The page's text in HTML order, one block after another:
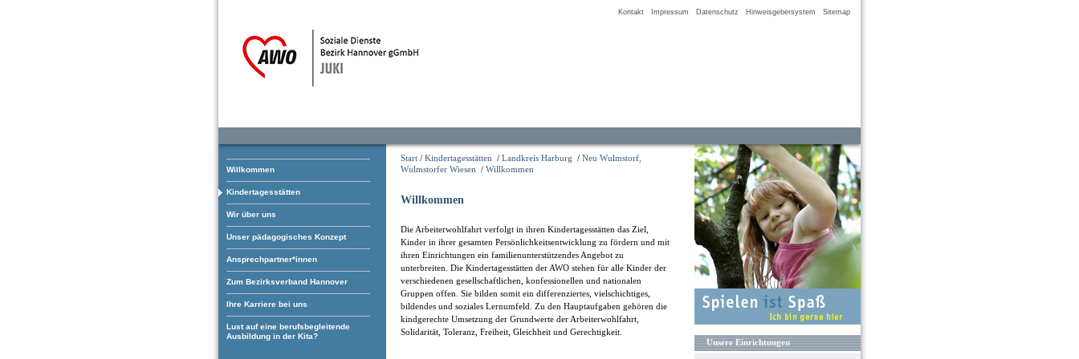
Kontakt Impressum Datenschutz Hinweisgebersystem Sitemap
Willkommen
Kindertagesstätten
Wir über uns
Unser pädagogisches Konzept
Ansprechpartner*innen
Zum Bezirksverband Hannover
Ihre Karriere bei uns
Lust auf eine berufsbegleitende
Ausbildung in der Kita?
Start / Kindertagesstätten / Landkreis Harburg / Neu Wulmstorf,
Wulmstorfer Wiesen / Willkommen
Willkommen
Die Arbeiterwohlfahrt verfolgt in ihren Kindertagesstätten das Ziel,
Kinder in ihrer gesamten Persönlichkeitsentwicklung zu fördern und mit
ihren Einrichtungen ein familienunterstützendes Angebot zu
unterbreiten. Die Kindertagesstätten der AWO stehen für alle Kinder der
verschiedenen gesellschaftlichen, konfessionellen und nationalen
Gruppen offen. Sie bilden somit ein differenziertes, vielschichtiges,
bildendes und soziales Lernumfeld. Zu den Hauptaufgaben gehören die
kindgerechte Umsetzung der Grundwerte der Arbeiterwohlfahrt,
Solidarität, Toleranz, Freiheit, Gleichheit und Gerechtigkeit.
Unsere Einrichtungen